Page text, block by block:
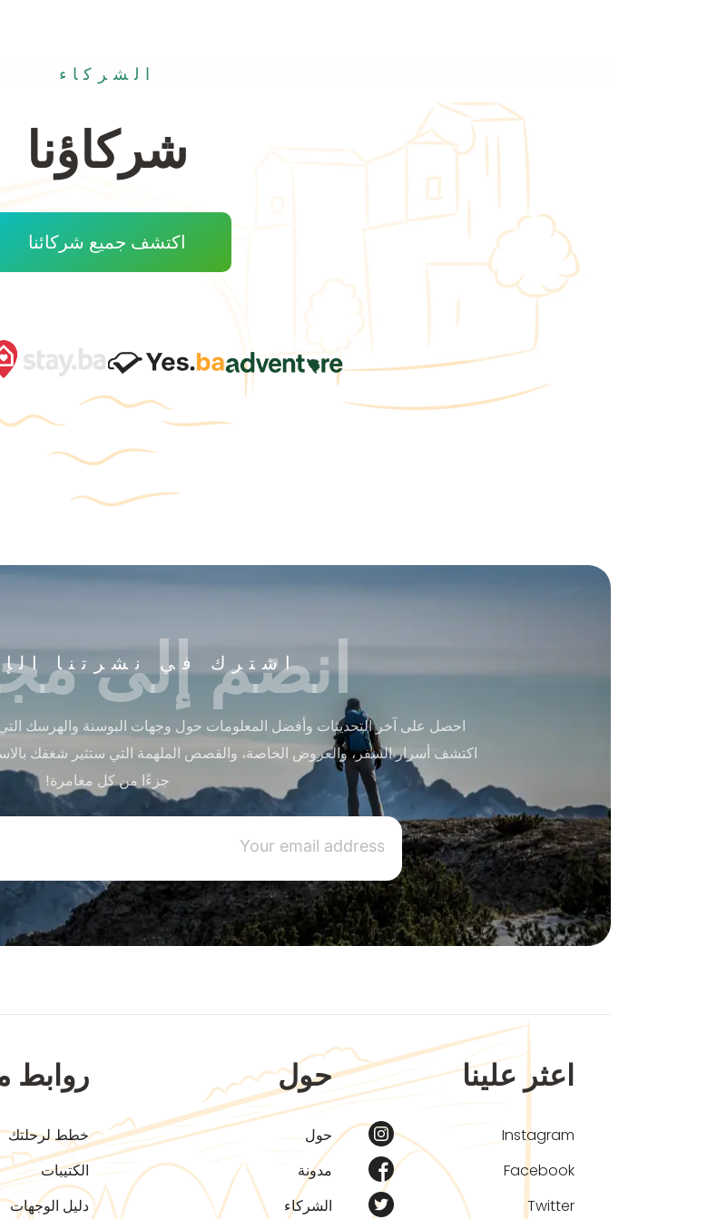
الشركاء
شركاؤنا
اكتشف جميع شركائنا
اشترك في نشرتنا
انضم إلى
احصل على آخر التحديثات وأفضل المعلومات حول وجهات البوسنة والهرسك التي
اكتشف أسرار السفر، والعروض الخاصة، والقصص الملهمة التي ستثير شغفك
جزءًا من كل مغامرة!
اعثر علينا
Instagram
Facebook
Twitter
حول
حول
مدونة
الشركاء
روابط
خطط لرحلتك
الكتيبات
دليل الوجهات